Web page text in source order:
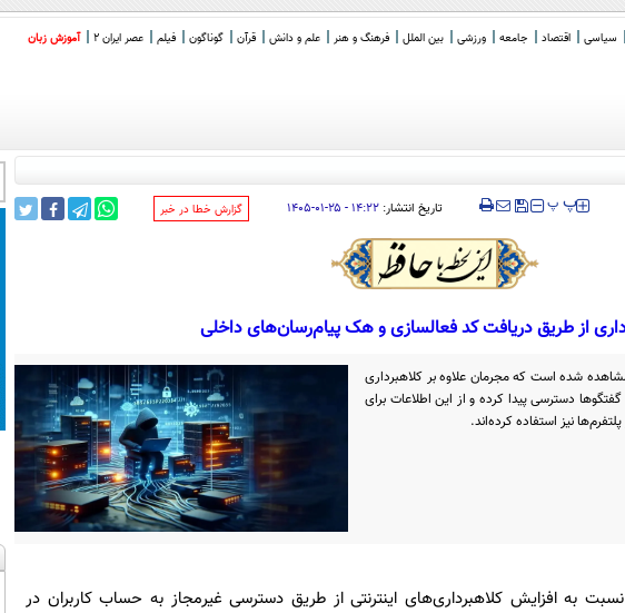
سیاسی اقتصاد جامعه ورزشی بین الملل فرهنگ و هنر علم و دانش قرآن گوناگون فیلم عصر ایران 2 آموزش زبان
‍‍‍ پ پ تاریخ انتشار:۱۴:۲۲ - ۲۵-۰۱-۱۴۰۵ ‌گزارش خطا در خبر
از طریق دریافت کد فعالسازی و هک پیام‌رسان‌های داخلی
شده است که مجرمان علاوه بر کلاهبرداری
دسترسی پیدا کرده و از این اطلاعات برای
نیز استفاده کرده‌اند.
به افزایش کلاهبرداری‌های اینترنتی از طریق دسترسی غیرمجاز به حساب کاربران در